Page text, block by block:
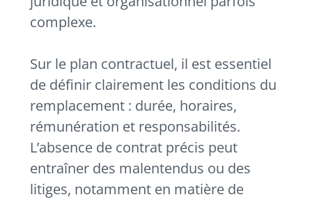
complexe.
Sur le plan contractuel, il est essentiel
de définir clairement les conditions du
remplacement : durée, horaires,
rémunération et responsabilités.
L’absence de contrat précis peut
entraîner des malentendus ou des
litiges, notamment en matière de